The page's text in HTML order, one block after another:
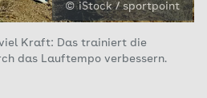
© iStock / sportpoint
Kraft: Das trainiert die
das Lauftempo verbessern.